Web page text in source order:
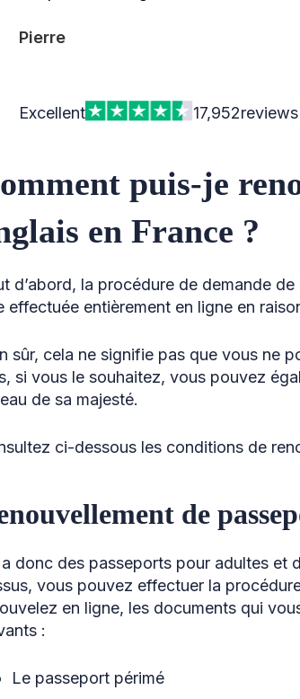
Pierre
Excellent 17,952
puis-je
en France ?
d’abord, la procédure de demande
effectuée entièrement en ligne en
sûr, cela ne signifie pas que vous ne
si vous le souhaitez, vous pouvez
de sa majesté.
ci-dessous les conditions de
de
a donc des passeports pour adultes et
vous pouvez effectuer la
en ligne, les documents qui
:
Le passeport périmé